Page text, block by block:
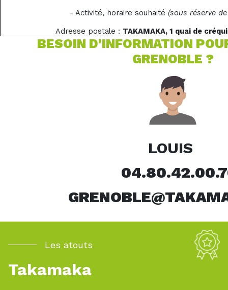
- Activité, horaire souhaité (sous réserve
Adresse postale : TAKAMAKA, 1 quai de
BESOIN D'INFORMATION
GRENOBLE ?
LOUIS
Les atouts
Takamaka